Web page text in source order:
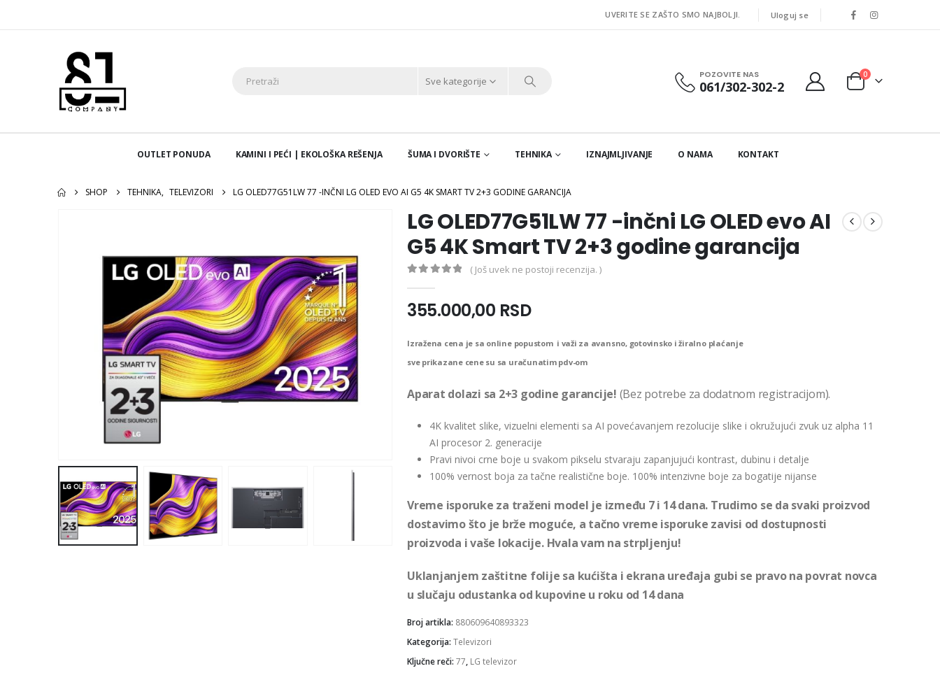
UVERITE SE ZAŠTO SMO NAJBOLJI. Uloguj se
Sve kategorije
POZOVITE NAS
061/302-302-2
0
OUTLET PONUDA KAMINI I PEĆI | EKOLOŠKA REŠENJA ŠUMA I DVORIŠTE TEHNIKA IZNAJMLJIVANJE O NAMA KONTAKT
SHOP TEHNIKA, TELEVIZORI LG OLED77G51LW 77 -INČNI LG OLED EVO AI G5 4K SMART TV 2+3 GODINE GARANCIJA
LG OLED77G51LW 77 -inčni LG OLED evo AI
G5 4K Smart TV 2+3 godine garancija
( Još uvek ne postoji recenzija. )
355.000,00 RSD
Izražena cena je sa online popustom i važi za avansno, gotovinsko i žiralno plaćanje
sve prikazane cene su sa uračunatim pdv-om
Aparat dolazi sa 2+3 godine garancije! (Bez potrebe za dodatnom registracijom).
4K kvalitet slike, vizuelni elementi sa AI povećavanjem rezolucije slike i okružujući zvuk uz alpha 11
AI procesor 2. generacije
Pravi nivoi crne boje u svakom pikselu stvaraju zapanjujući kontrast, dubinu i detalje
100% vernost boja za tačne realistične boje. 100% intenzivne boje za bogatije nijanse
Vreme isporuke za traženi model je između 7 i 14 dana. Trudimo se da svaki proizvod
dostavimo što je brže moguće, a tačno vreme isporuke zavisi od dostupnosti
proizvoda i vaše lokacije. Hvala vam na strpljenju!
Uklanjanjem zaštitne folije sa kućišta i ekrana uređaja gubi se pravo na povrat novca
u slučaju odustanka od kupovine u roku od 14 dana
Broj artikla: 880609640893323
Kategorija: Televizori
Ključne reči: 77, LG televizor